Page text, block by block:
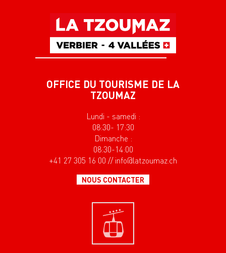
OFFICE DU TOURISME DE LA
TZOUMAZ
Lundi - samedi :
08:30- 17:30
Dimanche :
08:30-14:00
+41 27 305 16 00 // info@latzoumaz.ch
NOUS CONTACTER